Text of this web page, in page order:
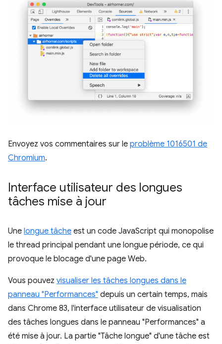
Envoyez vos commentaires sur le problème 1016501 de
Chromium.
Interface utilisateur des longues
tâches mise à jour
Une longue tâche est un code JavaScript qui monopolise
le thread principal pendant une longue période, ce qui
provoque le blocage d'une page Web.
Vous pouvez visualiser les tâches longues dans le
panneau "Performances" depuis un certain temps, mais
dans Chrome 83, l'interface utilisateur de visualisation
des tâches longues dans le panneau "Performances" a
été mise à jour. La partie "Tâche longue" d'une tâche est